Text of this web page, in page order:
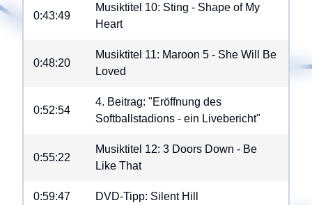
0:43:49
Musiktitel 10: Sting - Shape of My
Heart
0:48:20
Musiktitel 11: Maroon 5 - She Will Be
Loved
0:52:54
4. Beitrag: "Eröffnung des
Softballstadions - ein Livebericht"
0:55:22
Musiktitel 12: 3 Doors Down - Be
Like That
0:59:47 DVD-Tipp: Silent Hill